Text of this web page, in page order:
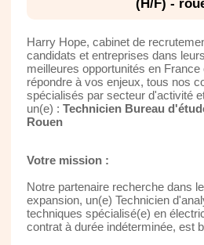
(H/F) -
Harry Hope, cabinet de
candidats et entreprises dans
meilleures opportunités en France
répondre à vos enjeux, tous nos
spécialisés par secteur d'activité
un(e) : Technicien Bureau
Rouen
Votre mission :
Notre partenaire recherche dans
expansion, un(e) Technicien
techniques spécialisé(e) en
contrat à durée indéterminée, est